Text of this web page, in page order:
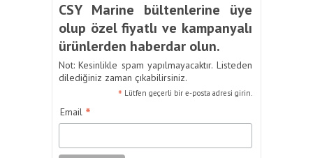
CSY Marine bültenlerine üye
olup özel fiyatlı ve kampanyalı
ürünlerden haberdar olun.
Not: Kesinlikle spam yapılmayacaktır. Listeden
dilediğiniz zaman çıkabilirsiniz.
* Lütfen geçerli bir e-posta adresi girin.
Email *